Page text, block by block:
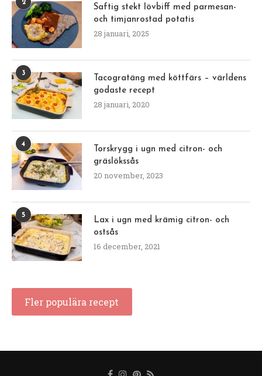
2
Saftig stekt lövbiff med parmesan-
och timjanrostad potatis
28 januari, 2025
3
Tacogratäng med köttfärs – världens
godaste recept
28 januari, 2020
4
Torskrygg i ugn med citron- och
gräslökssås
20 november, 2023
5
Lax i ugn med krämig citron- och
ostsås
16 december, 2021
Fler populära recept